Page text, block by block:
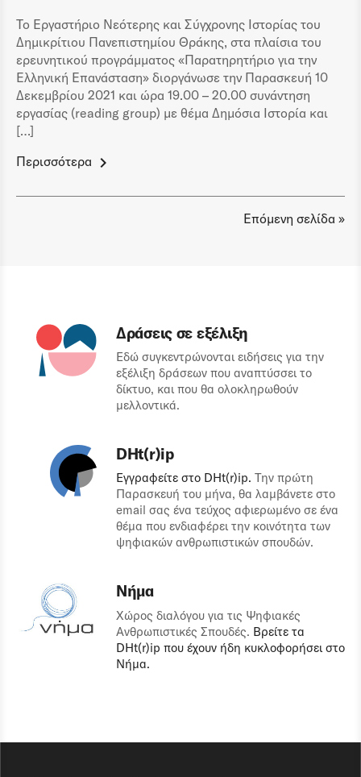
Το Εργαστήριο Νεότερης και Σύγχρονης Ιστορίας του
Δημικρίτιου Πανεπιστημίου Θράκης, στα πλαίσια του
ερευνητικού προγράμματος «Παρατηρητήριο για την
Ελληνική Επανάσταση» διοργάνωσε την Παρασκευή 10
Δεκεμβρίου 2021 και ώρα 19.00 – 20.00 συνάντηση
εργασίας (reading group) με θέμα Δημόσια Ιστορία και
[…]
Περισσότερα
Επόμενη σελίδα »
Δράσεις σε εξέλιξη
Εδώ συγκεντρώνονται ειδήσεις για την
εξέλιξη δράσεων που αναπτύσσει το
δίκτυο, και που θα ολοκληρωθούν
μελλοντικά.
DHt(r)ip
Εγγραφείτε στο DHt(r)ip. Την πρώτη
Παρασκευή του μήνα, θα λαμβάνετε στο
email σας ένα τεύχος αφιερωμένο σε ένα
θέμα που ενδιαφέρει την κοινότητα των
ψηφιακών ανθρωπιστικών σπουδών.
Νήμα
Χώρος διαλόγου για τις Ψηφιακές
Ανθρωπιστικές Σπουδές. Βρείτε τα
DHt(r)ip που έχουν ήδη κυκλοφορήσει στο
Νήμα.